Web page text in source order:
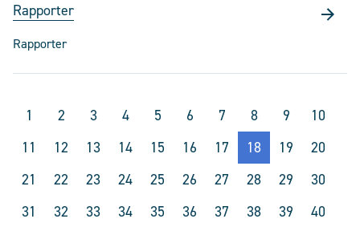
Rapporter
Rapporter
1 2 3 4 5 6 7 8 9
10
11
12 13 14 15 16 17 18 19
20
21
22 23 24 25 26 27 28 29
30
31
32 33 34 35 36 37 38 39
40